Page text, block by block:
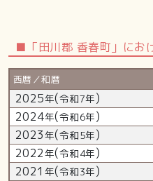
■「田川郡 香春町」にお
西暦／和暦
2025年(令和7年)
2024年(令和6年)
2023年(令和5年)
2022年(令和4年)
2021 年(令和3年)